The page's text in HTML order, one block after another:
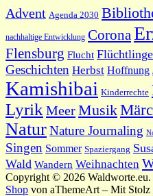
Advent Agenda 2030
nachhaltige Entwicklung Corona
Flensburg Flucht Flüchtlinge
Geschichten Herbst Hoffnung
Kamishibai Kinderrechte
Lyrik MeerMusik
NaturNature Journaling
Singen Sommer Spaziergang
Wald Wandern Weihnachten
Copyright © 2026 Waldworte.eu.
Shop von aThemeArt – Mit Stolz